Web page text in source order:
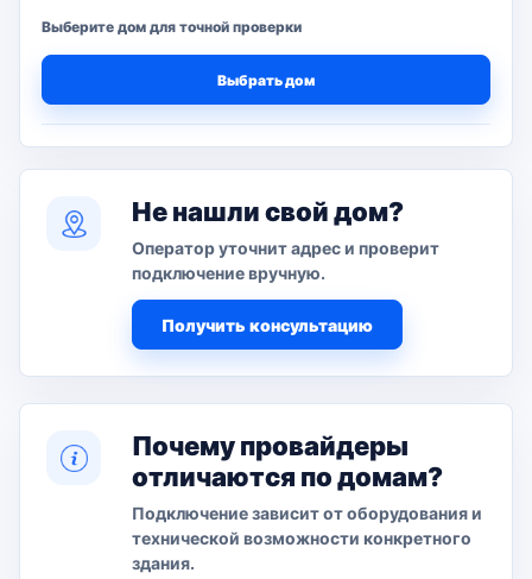
Выберите дом для точной проверки
Выбрать дом
Не нашли свой дом?
Оператор уточнит адрес и проверит
подключение вручную.
Получить консультацию
Почему провайдеры
отличаются по домам?
Подключение зависит от оборудования и
технической возможности конкретного
здания.